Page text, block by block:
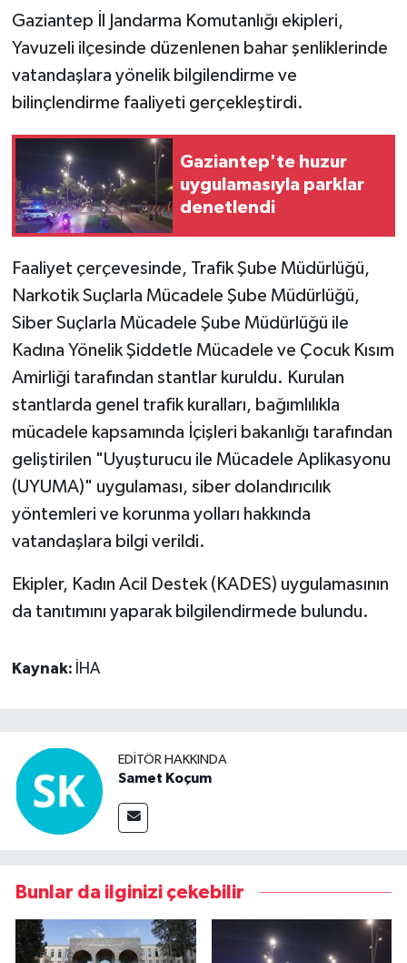
Gaziantep İl Jandarma Komutanlığı ekipleri,
Yavuzeli ilçesinde düzenlenen bahar şenliklerinde
vatandaşlara yönelik bilgilendirme ve
bilinçlendirme faaliyeti gerçekleştirdi.
Gaziantep'te huzur
uygulamasıyla parklar
denetlendi
Faaliyet çerçevesinde, Trafik Şube Müdürlüğü,
Narkotik Suçlarla Mücadele Şube Müdürlüğü,
Siber Suçlarla Mücadele Şube Müdürlüğü ile
Kadına Yönelik Şiddetle Mücadele ve Çocuk Kısım
Amirliği tarafından stantlar kuruldu. Kurulan
stantlarda genel trafik kuralları, bağımlılıkla
mücadele kapsamında İçişleri bakanlığı tarafından
geliştirilen "Uyuşturucu ile Mücadele Aplikasyonu
(UYUMA)" uygulaması, siber dolandırıcılık
yöntemleri ve korunma yolları hakkında
vatandaşlara bilgi verildi.
Ekipler, Kadın Acil Destek (KADES) uygulamasının
da tanıtımını yaparak bilgilendirmede bulundu.
Kaynak: İHA
EDITÖR HAKKINDA
Samet Koçum
Bunlar da ilginizi çekebilir
Spor
Teknoloji
Türkiye
Video Haber
Yaşam
Yemek